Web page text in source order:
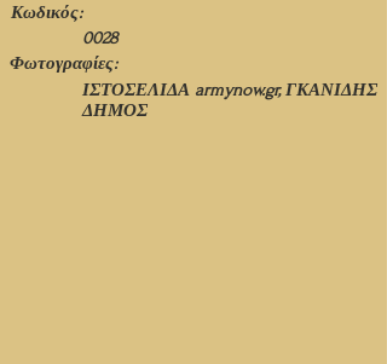
Φωτογραφίες:
ΙΣΤΟΣΕΛΙΔΑ armynow.gr, ΓΚΑΝΙΔΗΣ
ΔΗΜΟΣ
Κωδικός:
0028